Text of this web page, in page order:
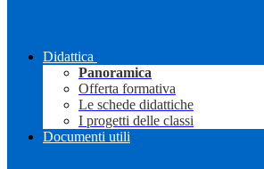
Didattica
Panoramica
Offerta formativa
Le schede didattiche
I progetti delle classi
Documenti utili